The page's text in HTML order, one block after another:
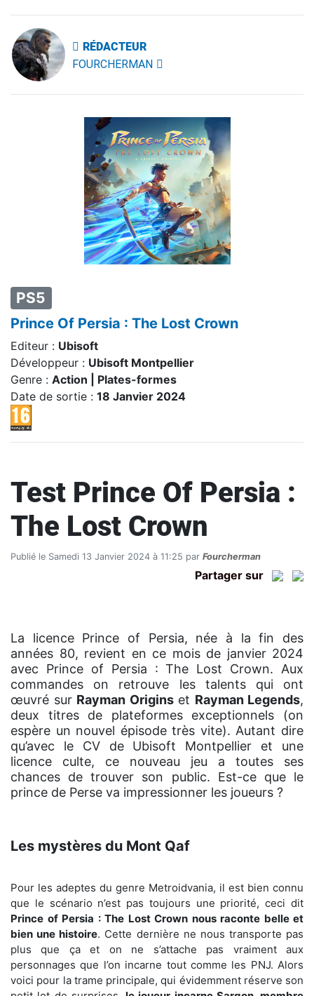
RÉDACTEUR
FOURCHERMAN
PS5
Prince Of Persia : The Lost Crown
Editeur : Ubisoft
Développeur : Ubisoft Montpellier
Genre : Action | Plates-formes
Date de sortie : 18 Janvier 2024
Test Prince Of Persia :
The Lost Crown
Publié le Samedi 13 Janvier 2024 à 11:25 par Fourcherman
Partager sur
La licence Prince of Persia, née à la fin des
années 80, revient en ce mois de janvier 2024
avec Prince of Persia : The Lost Crown. Aux
commandes on retrouve les talents qui ont
œuvré sur Rayman Originset Rayman Legends,
deux titres de plateformes exceptionnels (on
espère un nouvel épisode très vite). Autant dire
qu’avec le CV de Ubisoft Montpellier et une
licence culte, ce nouveau jeu a toutes ses
chances de trouver son public. Est-ce que le
prince de Perse va impressionner les joueurs ?
Les mystères du Mont Qaf
Pour les adeptes du genre Metroidvania, il est bien connu
que le scénario n’est pas toujours une priorité, ceci dit
Prince of Persia : The Lost Crown nous raconte belle et
bien une histoire. Cette dernière ne nous transporte pas
plus que ça et on ne s’attache pas vraiment aux
personnages que l’on incarne tout comme les PNJ. Alors
voici pour la trame principale, qui évidemment réserve son